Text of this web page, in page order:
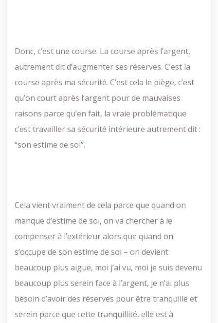
Donc, c’est une course. La course après l’argent,
autrement dit d’augmenter ses réserves. C’est la
course après ma sécurité. C’est cela le piège, c’est
qu’on court après l’argent pour de mauvaises
raisons parce qu’en fait, la vraie problématique
c’est travailler sa sécurité intérieure autrement dit :
“son estime de soi”.
Cela vient vraiment de cela parce que quand on
manque d’estime de soi, on va chercher à le
compenser à l’extérieur alors que quand on
s’occupe de son estime de soi – on devient
beaucoup plus aiguë, moi j’ai vu, moi je suis devenu
beaucoup plus serein face à l’argent, je n’ai plus
besoin d’avoir des réserves pour être tranquille et
serein parce que cette tranquillité, elle est à